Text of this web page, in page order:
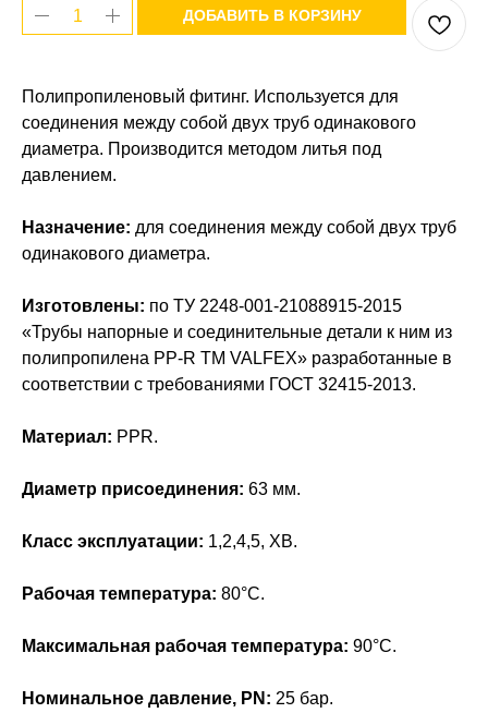
ДОБАВИТЬ В КОРЗИНУ
Полипропиленовый фитинг. Используется для
соединения между собой двух труб одинакового
диаметра. Производится методом литья под
давлением.
Назначение: для соединения между собой двух труб
одинакового диаметра.
Изготовлены: по ТУ 2248-001-21088915-2015
«Трубы напорные и соединительные детали к ним из
полипропилена PP-R ТМ VALFEX» разработанные в
соответствии с требованиями ГОСТ 32415-2013.
Материал: PPR.
Диаметр присоединения: 63 мм.
Класс эксплуатации: 1,2,4,5, ХВ.
Рабочая температура: 80°С.
Максимальная рабочая температура: 90°С.
Номинальное давление, PN: 25 бар.